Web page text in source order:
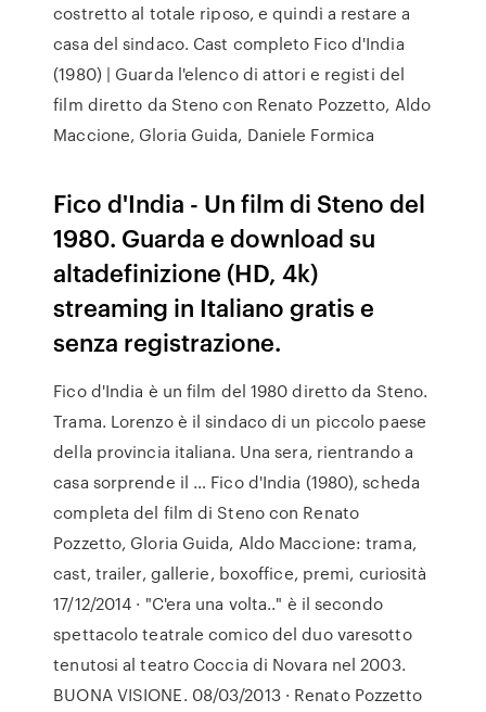
costretto al totale riposo, e quindi a restare a
casa del sindaco. Cast completo Fico d'India
(1980) | Guarda l'elenco di attori e registi del
film diretto da Steno con Renato Pozzetto, Aldo
Maccione, Gloria Guida, Daniele Formica
Fico d'India - Un film di Steno del
1980. Guarda e download su
altadefinizione (HD, 4k)
streaming in Italiano gratis e
senza registrazione.
Fico d'India è un film del 1980 diretto da Steno.
Trama. Lorenzo è il sindaco di un piccolo paese
della provincia italiana. Una sera, rientrando a
casa sorprende il … Fico d'India (1980), scheda
completa del film di Steno con Renato
Pozzetto, Gloria Guida, Aldo Maccione: trama,
cast, trailer, gallerie, boxoffice, premi, curiosità
17/12/2014 · "C'era una volta.." è il secondo
spettacolo teatrale comico del duo varesotto
tenutosi al teatro Coccia di Novara nel 2003.
BUONA VISIONE. 08/03/2013 · Renato Pozzetto